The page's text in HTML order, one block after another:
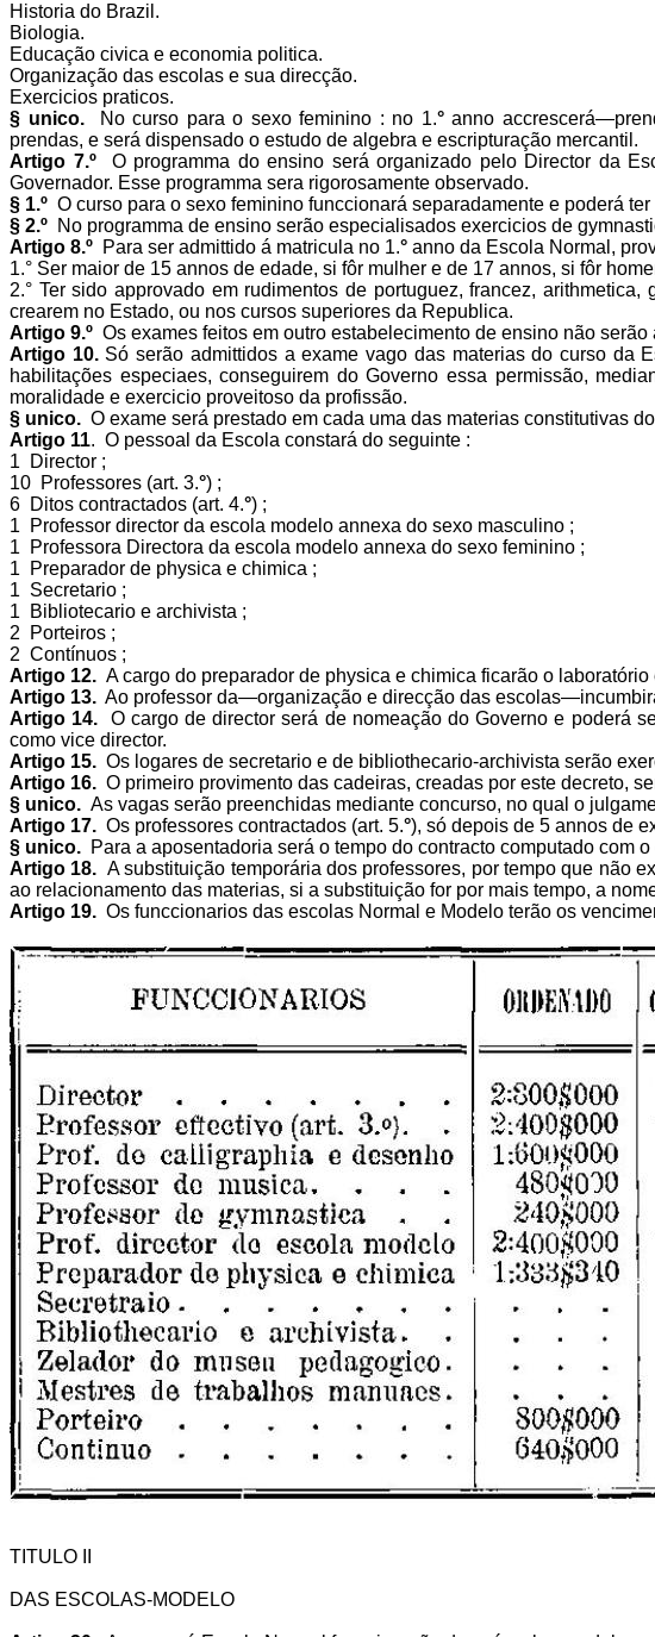
Historia do Brazil.
Biologia.
Educação civica e economia politica.
Organização das escolas e sua direcção.
Exercicios praticos.
§ unico.
No curso para o sexo feminino : no 1.°anno
prendas, e será dispensado o estudo de algebra e escripturação mercantil.
Artigo 7.º O programma do ensino será organizado pelo Director da
Governador. Esse programma sera rigo­rosamente observado.
§ 1.º O curso para o sexo feminino funccionará separadamente e po­derá
§ 2.º No programma de ensino serão especialisados exercicios de
Artigo 8.º Para ser admittido á matricula no 1.° anno da Escola Nor­mal,
1.° Ser maior de 15 annos de edade, si fôr mulher e de 17 annos, si fôr
2.° Ter sido approvado em rudimentos de portuguez, francez,
crearem no Estado, ou nos cursos su­periores da Republica.
Artigo 9.º Os exames feitos em outro estabelecimento de ensino não
Artigo 10.Só serão admittidos a exame vago das materias do curso da
habilitações especiaes, conseguirem do Governo essa permissão,
moralidade e exercicio proveitoso da profissão.
§ unico. O exame será prestado em cada uma das materias constituti­vas
Artigo 11. O pessoal da Escola constará do seguinte :
1 Director ;
10 Professores (art. 3.°) ;
6 Ditos contractados (art. 4.°) ;
1 Professor director da escola modelo annexa do sexo masculino ;
1 Professora Directora da escola modelo annexa do sexo feminino ;
1 Preparador de physica e chimica ;
1 Secretario ;
1 Bibliotecario e archivista ;
2 Porteiros ;
2 Contínuos ;
Artigo 12. A cargo do preparador de physica e chimica ficarão o
Artigo 13. Ao professor da—organização e direcção das
Artigo 14.
O cargo de director será de nomeação do Governo e poderá
como vice director.
Artigo 15. Os logares de secretario e de bibliothecario-archivista serão
Artigo 16. O primeiro provimento das cadeiras, creadas por este decreto,
§ unico. As vagas serão preenchidas mediante concurso, no qual o
Artigo 17. Os professores contractados (art. 5.°), só depois de 5 annos de
§ unico. Para a aposentadoria será o tempo do contracto computado com
Artigo 18.A substituição temporária dos professores, por tempo que não
ao relacionamento das materias, si a substituição for por mais tempo, a
Artigo 19. Os funccionarios das escolas Normal e Modelo terão os
TITULO II
DAS ESCOLAS-MODELO